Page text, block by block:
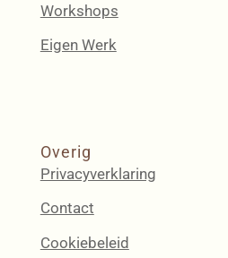
Workshops
Eigen Werk
Overig
Privacyverklaring
Contact
Cookiebeleid